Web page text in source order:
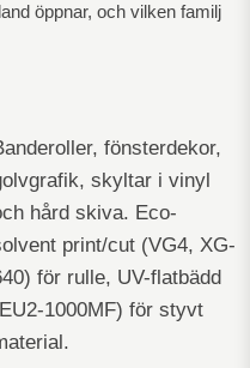
öppnar, och vilken familj
fönsterdekor,
skyltar i vinyl
hård skiva. Eco-
print/cut (VG4, XG-
för rulle, UV-flatbädd
1000MF) för styvt